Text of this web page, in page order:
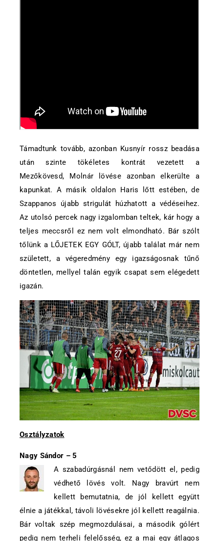
Támadtunk tovább, azonban Kusnyír rossz beadása
után szinte tökéletes kontrát vezetett a
Mezőkövesd, Molnár lövése azonban elkerülte a
kapunkat. A másik oldalon Haris lőtt estében, de
Szappanos újabb strigulát húzhatott a védéseihez.
Az utolsó percek nagy izgalomban teltek, kár hogy a
teljes meccsről ez nem volt elmondható. Bár szólt
tőlünk a LŐJETEK EGY GÓLT, újabb találat már nem
született, a végeredmény egy igazságosnak tűnő
döntetlen, mellyel talán egyik csapat sem elégedett
igazán.
Osztályzatok
Nagy Sándor – 5
A szabadúrgásnál nem vetődött el, pedig
védhető lövés volt. Nagy bravúrt nem
kellett bemutatnia, de jól kellett együtt
élnie a játékkal, távoli lövésekre jól kellett reagálnia.
Bár voltak szép megmozdulásai, a második gólért
pedig nem terheli felelősség, ez a mai egy átlagos